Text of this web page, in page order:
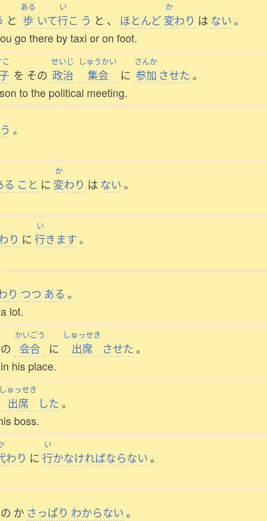
と
ある
歩 いて
い
行こ う と 、 ほとんど
か
変わり は ない。
go there by taxi or on foot.
を その
せいじ
政治
しゅうかい
集会 に
さんか
参加 させた。
to the political meeting.
。
る こと に
か
変わり は ない。
り に
い
行きます。
り つつ ある 。
lot.
かいごう
会合 に
しゅっせき
出席 させた。
his place.
しゅっせき
出席 した。
boss.
わり に
い
行かなければならない。
の か さっぱり わからない。